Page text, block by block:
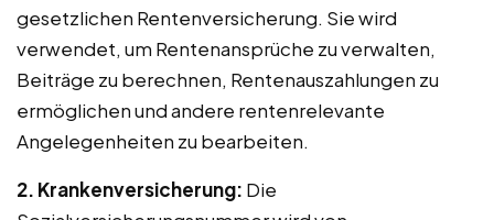
gesetzlichen Rentenversicherung. Sie wird
verwendet, um Rentenansprüche zu verwalten,
Beiträge zu berechnen, Rentenauszahlungen zu
ermöglichen und andere rentenrelevante
Angelegenheiten zu bearbeiten.
2. Krankenversicherung: Die